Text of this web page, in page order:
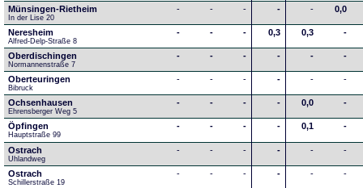
Münsingen-Rietheim
In der Lise 20
- - - - - 0,0
Neresheim
Alfred-Delp-Straße 8
- - - 0,3 0,3 -
Oberdischingen
Normannenstraße 7
- - - - - -
Oberteuringen
Bibruck
- - - - - -
Ochsenhausen
Ehrensberger Weg 5
- - - - 0,0 -
Öpfingen
Hauptstraße 99
- - - - 0,1 -
Ostrach
Uhlandweg
- - - - - -
Ostrach
Schillerstraße 19
- - - - - -